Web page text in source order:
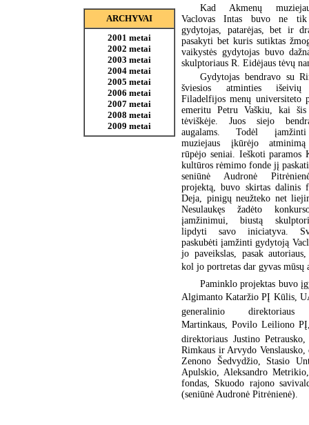
ARCHYVAI
2001 metai
2002 metai
2003 metai
2004 metai
2005 metai
2006 metai
2007 metai
2008 metai
2009 metai
Kad Akmenų
Vaclovas Intas buvo ne tik
gydytojas, patarėjas, bet ir
pasakyti bet kuris sutiktas
vaikystės gydytojas buvo
skulptoriaus R. Eidėjaus tėvų
Gydytojas bendravo su
šviesios atminties išeivių
Filadelfijos menų universiteto
emeritu Petru Vaškiu, kai šis
tėviškėje. Juos siejo
augalams. Todėl
muziejaus įkūrėjo
rūpėjo seniai. Ieškoti paramos
kultūros rėmimo fonde jį
seniūnė Audronė
projektą, buvo skirtas dalinis
Deja, pinigų neužteko net
Nesulaukęs žadėto
įamžinimui, biustą
lipdyti savo iniciatyva.
paskubėti įamžinti gydytoją
jo paveikslas, pasak
kol jo portretas dar gyvas mūsų
Paminklo projektas buvo
Algimanto Kataržio PĮ Kūlis,
generalinio direktoriaus
Martinkaus, Povilo Leiliono
direktoriaus Justino
Rimkaus ir Arvydo
Zenono Šedvydžio, Stasio
Apulskio, Aleksandro
fondas, Skuodo rajono
(seniūnė Audronė Pitrėnienė).